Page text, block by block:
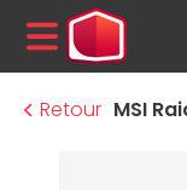
MENU
Retour MSI